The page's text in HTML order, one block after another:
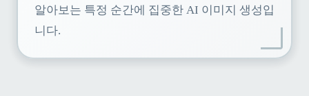
알아보는 특정 순간에 집중한 AI 이미지 생성입
니다.